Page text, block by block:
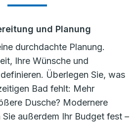
und Planung
durchdachte Planung.
Ihre Wünsche und
Überlegen Sie, was
Bad fehlt: Mehr
Dusche? Modernere
außerdem Ihr Budget fest –